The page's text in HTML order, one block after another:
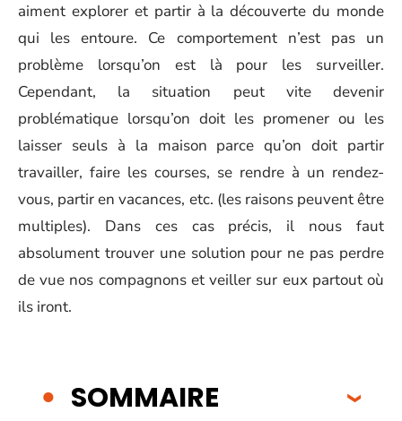
aiment explorer et partir à la découverte du monde
qui les entoure. Ce comportement n’est pas un
problème lorsqu’on est là pour les surveiller.
Cependant, la situation peut vite devenir
problématique lorsqu’on doit les promener ou les
laisser seuls à la maison parce qu’on doit partir
travailler, faire les courses, se rendre à un rendez-
vous, partir en vacances, etc. (les raisons peuvent être
multiples). Dans ces cas précis, il nous faut
absolument trouver une solution pour ne pas perdre
de vue nos compagnons et veiller sur eux partout où
ils iront.
SOMMAIRE